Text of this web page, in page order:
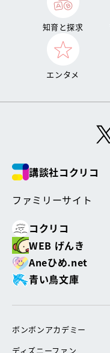
知育と探求
エンタメ
講談社コクリコ
ファミリーサイト
コクリコ
WEB げんき
Aneひめ.net
青い鳥文庫
ボンボンアカデミー
ディズニーファン